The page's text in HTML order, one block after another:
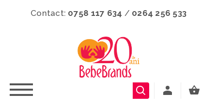
Contact: 0758 117 634 / 0264 256 533